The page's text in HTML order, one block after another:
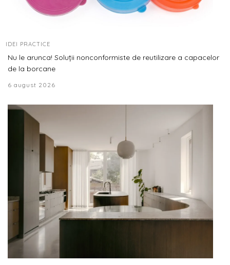
IDEI PRACTICE
Nu le arunca! Soluții nonconformiste de reutilizare a capacelor
de la borcane
6 august 2026